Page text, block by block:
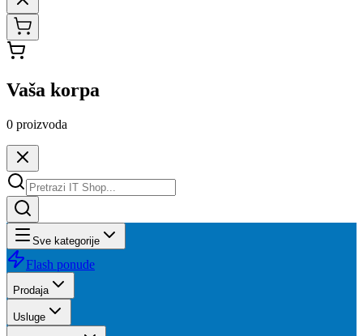
Vaša korpa
0 proizvoda
Sve kategorije
Flash ponude
Prodaja
Usluge